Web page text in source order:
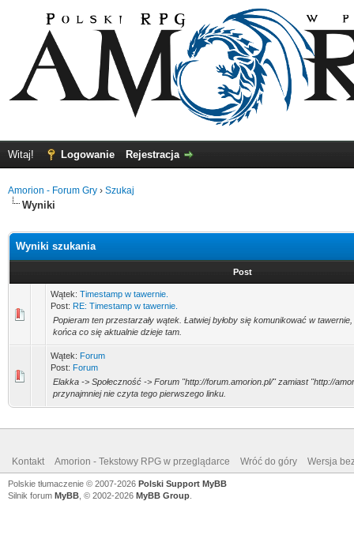
Witaj! Logowanie Rejestracja
Amorion - Forum Gry › Szukaj
Wyniki
Wyniki szukania
Post
Wątek: Timestamp w tawernie.
Post: RE: Timestamp w tawernie.
Popieram ten przestarzały wątek. Łatwiej byłoby się komunikować w
końca co się aktualnie dzieje tam.
Wątek: Forum
Post: Forum
Elakka -> Społeczność -> Forum "http://forum.amorion.pl/" zamiast "http://
przynajmniej nie czyta tego pierwszego linku.
Kontakt Amorion - Tekstowy RPG w przeglądarce Wróć do góry Wersja
Polskie tłumaczenie © 2007-2026 Polski Support MyBB
Silnik forum MyBB , © 2002-2026 MyBB Group